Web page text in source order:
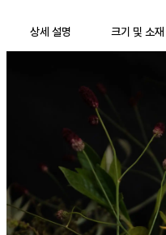
께할 수 있기를 바랍니다.
상세 설명 크기 및 소재